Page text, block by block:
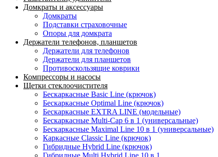
Домкраты и аксессуары
Домкраты
Подставки страховочные
Опоры для домкрата
Держатели телефонов, планшетов
Держатели для телефонов
Держатели для планшетов
Противоскользящие коврики
Компрессоры и насосы
Щетки стеклоочистителя
Бескаркасные Basic Line (крючок)
Бескаркасные Optimal Line (крючок)
Бескаркасные EXTRA LINE (модельные)
Бескаркасные Multi-Cap 6 в 1 (универсальные)
Бескаркасные Maximal Line 10 в 1 (универсальные)
Каркасные Classic Line (крючок)
Гибридные Hybrid Line (крючок)
Гибридные Multi Hybrid Line 10 в 1